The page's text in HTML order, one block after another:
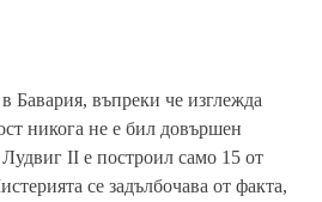
в Бавария, въпреки че изглежда
никога не е бил довършен
II е построил само 15 от
се задълбочава от факта,